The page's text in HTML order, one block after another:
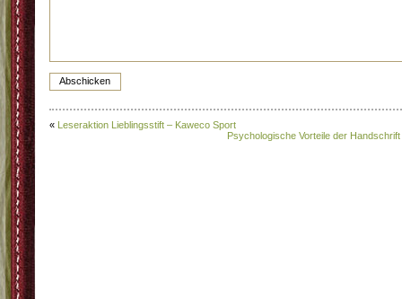
« Leseraktion Lieblingsstift – Kaweco Sport
Psychologische Vorteile der Handschrift